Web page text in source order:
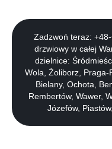
Zadzwoń teraz:
drzwiowy w całej
dzielnice:
Wola, Żoliborz, Praga-
Bielany, Ochota,
Rembertów, Wawer,
Józefów,